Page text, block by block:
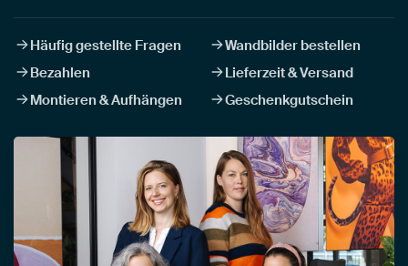
Häufig gestellte Fragen
Wandbilder bestellen
Bezahlen
Lieferzeit & Versand
Montieren & Aufhängen
Geschenkgutschein